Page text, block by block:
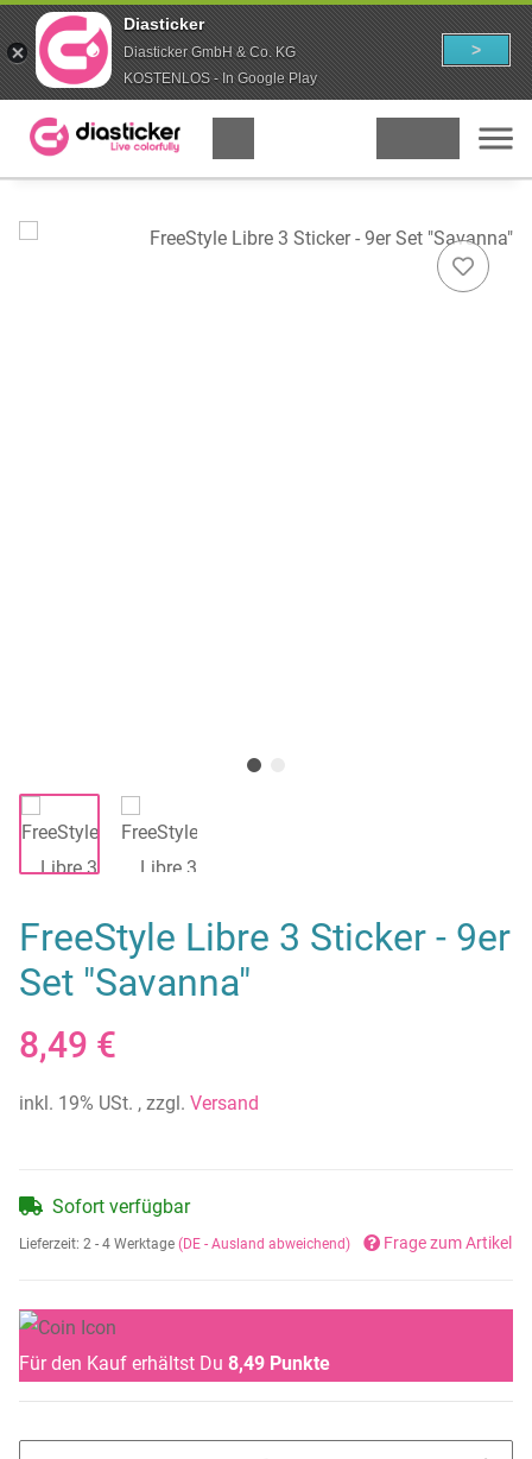
Diasticker
Diasticker GmbH & Co. KG
KOSTENLOS - In Google Play
>
FreeStyle Libre 3 Sticker - 9er
Set "Savanna"
8,49 €
inkl. 19% USt. , zzgl. Versand
Sofort verfügbar
Lieferzeit: 2 - 4 Werktage (DE - Ausland abweichend) Frage zum Artikel
Für den Kauf erhältst Du 8,49 Punkte